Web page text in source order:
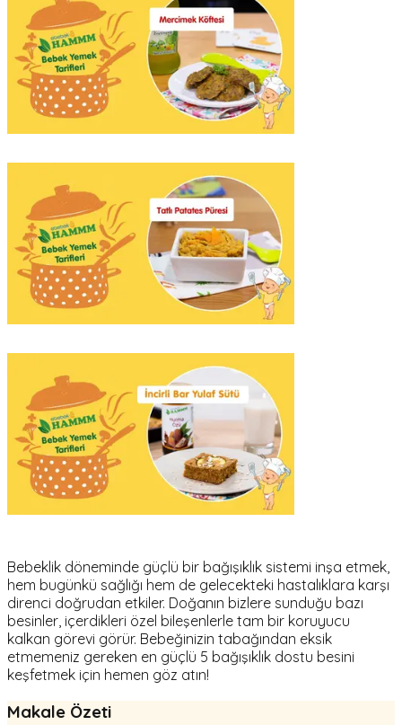
Bebeklik döneminde güçlü bir bağışıklık sistemi inşa etmek,
hem bugünkü sağlığı hem de gelecekteki hastalıklara karşı
direnci doğrudan etkiler. Doğanın bizlere sunduğu bazı
besinler, içerdikleri özel bileşenlerle tam bir koruyucu
kalkan görevi görür. Bebeğinizin tabağından eksik
etmemeniz gereken en güçlü 5 bağışıklık dostu besini
keşfetmek için hemen göz atın!
Makale Özeti